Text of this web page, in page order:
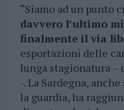
“Siamo ad un punto
davvero l’ultimo
finalmente il via
esportazioni delle
lunga stagionatura –
-. La Sardegna,
la guardia, ha